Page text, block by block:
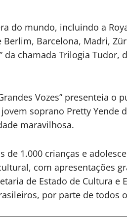
do mundo, incluindo a
Barcelona, Madri,
da chamada Trilogia Tudor,
Vozes” presenteia
soprano Pretty Yende
maravilhosa.
de 1.000 crianças e
com apresentações
de Estado de Cultura e
por parte de todos